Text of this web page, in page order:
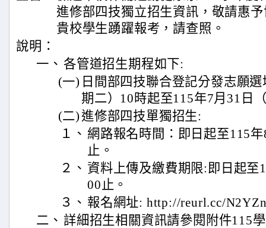
進修部四技獨立招生資訊，敬請惠
貴校學生踴躍報考，請查照。
說明：
一、 各管道招生期程如下:
(一) 日間部四技聯合登記分發志願
期二）10時起至115年7月31日
(二) 進修部四技單獨招生:
１、 網路報名時間：即日起至115
止。
２、 資料上傳及繳費期限:即日起至
00止。
３、 報名網址: http://reurl.cc/
二、 詳細招生相關資訊請參閱附件115